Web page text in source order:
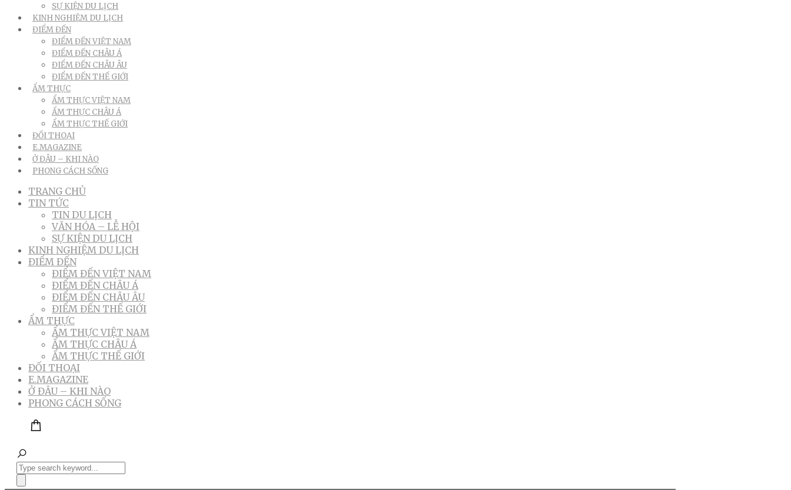
SỰ KIỆN DU LỊCH
KINH NGHIỆM DU LỊCH
ĐIỂM ĐẾN
ĐIỂM ĐẾN VIỆT NAM
ĐIỂM ĐẾN CHÂU Á
ĐIỂM ĐẾN CHÂU ÂU
ĐIỂM ĐẾN THẾ GIỚI
ẨM THỰC
ẨM THỰC VIỆT NAM
ẨM THỰC CHÂU Á
ẨM THỰC THẾ GIỚI
ĐỐI THOẠI
E.MAGAZINE
Ở ĐÂU – KHI NÀO
PHONG CÁCH SỐNG
TRANG CHỦ
TIN TỨC
TIN DU LỊCH
VĂN HÓA – LỄ HỘI
SỰ KIỆN DU LỊCH
KINH NGHIỆM DU LỊCH
ĐIỂM ĐẾN
ĐIỂM ĐẾN VIỆT NAM
ĐIỂM ĐẾN CHÂU Á
ĐIỂM ĐẾN CHÂU ÂU
ĐIỂM ĐẾN THẾ GIỚI
ẨM THỰC
ẨM THỰC VIỆT NAM
ẨM THỰC CHÂU Á
ẨM THỰC THẾ GIỚI
ĐỐI THOẠI
E.MAGAZINE
Ở ĐÂU – KHI NÀO
PHONG CÁCH SỐNG